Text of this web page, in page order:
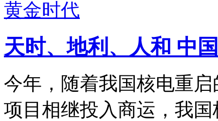
天时、地利、人和 中
今年，随着我国核电重
项目相继投入商运，我